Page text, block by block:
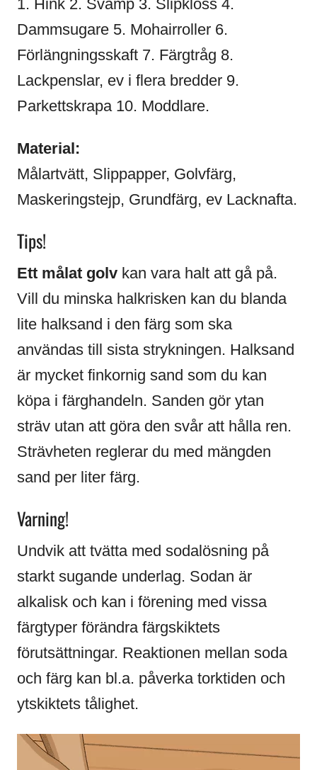
1. Hink 2. Svamp 3. Slipkloss 4.
Dammsugare 5. Mohairroller 6.
Förlängningsskaft 7. Färgtråg 8.
Lackpenslar, ev i flera bredder 9.
Parkettskrapa 10. Moddlare.
Material:
Målartvätt, Slippapper, Golvfärg,
Maskeringstejp, Grundfärg, ev Lacknafta.
Tips!
Ett målat golv kan vara halt att gå på.
Vill du minska halkrisken kan du blanda
lite halksand i den färg som ska
användas till sista strykningen. Halksand
är mycket finkornig sand som du kan
köpa i färghandeln. Sanden gör ytan
sträv utan att göra den svår att hålla ren.
Strävheten reglerar du med mängden
sand per liter färg.
Varning!
Undvik att tvätta med sodalösning på
starkt sugande underlag. Sodan är
alkalisk och kan i förening med vissa
färgtyper förändra färgskiktets
förutsättningar. Reaktionen mellan soda
och färg kan bl.a. påverka torktiden och
ytskiktets tålighet.